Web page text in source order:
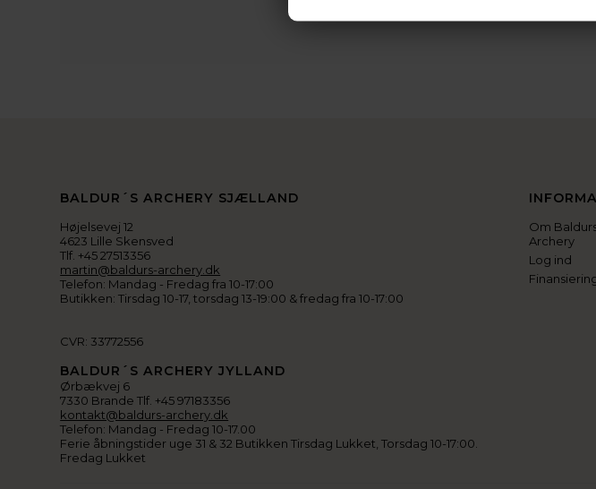
BALDUR´S ARCHERY SJÆLLAND
Højelsevej 12
4623 Lille Skensved
Tlf. +45 27513356
martin@baldurs-archery.dk
Telefon: Mandag - Fredag fra 10-17:00
Butikken: Tirsdag 10-17, torsdag 13-19:00 & fredag fra 10-17:00
CVR: 33772556
BALDUR´S ARCHERY JYLLAND
Ørbækvej 6
7330 Brande Tlf. +45 97183356
kontakt@baldurs-archery.dk
Telefon: Mandag - Fredag 10-17.00
Ferie åbningstider uge 31 & 32 Butikken Tirsdag Lukket, Torsdag 10-17:00.
Fredag Lukket
Om
Archery
Log ind